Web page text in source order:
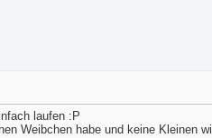
laufen :P
Weibchen habe und keine